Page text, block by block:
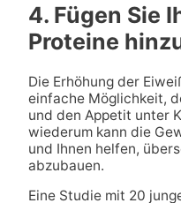
4. Fügen Sie
Proteine
Die Erhöhung der
einfache Möglichkeit,
und den Appetit unter
wiederum kann die
und Ihnen helfen,
abzubauen.
Eine Studie mit 20